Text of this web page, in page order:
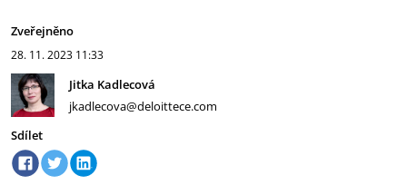
Zveřejněno
28. 11. 2023 11:33
Jitka Kadlecová
jkadlecova@deloittece.com
Sdílet